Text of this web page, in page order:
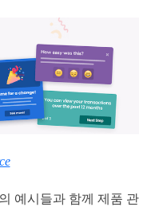
예시들과 함께 제품 관